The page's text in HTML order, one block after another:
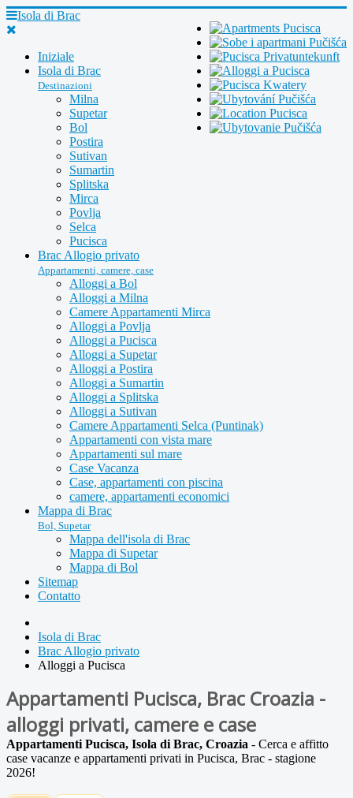
Isola di Brac
Iniziale
Isola di Brac
Destinazioni
Milna
Supetar
Bol
Postira
Sutivan
Sumartin
Splitska
Mirca
Povlja
Selca
Pucisca
Brac Allogio privato
Appartamenti, camere, case
Alloggi a Bol
Alloggi a Milna
Camere Appartamenti Mirca
Alloggi a Povlja
Alloggi a Pucisca
Alloggi a Supetar
Alloggi a Postira
Alloggi a Sumartin
Alloggi a Splitska
Alloggi a Sutivan
Camere Appartamenti Selca (Puntinak)
Appartamenti con vista mare
Appartamenti sul mare
Case Vacanza
Case, appartamenti con piscina
camere, appartamenti economici
Mappa di Brac
Bol, Supetar
Mappa dell'isola di Brac
Mappa di Supetar
Mappa di Bol
Sitemap
Contatto
Isola di Brac
Brac Allogio privato
Alloggi a Pucisca
Appartamenti Pucisca, Brac Croazia -
alloggi privati, camere e case
Appartamenti Pucisca, Isola di Brac, Croazia - Cerca e affitto
case vacanze e appartamenti privati in Pucisca, Brac - stagione
2026!